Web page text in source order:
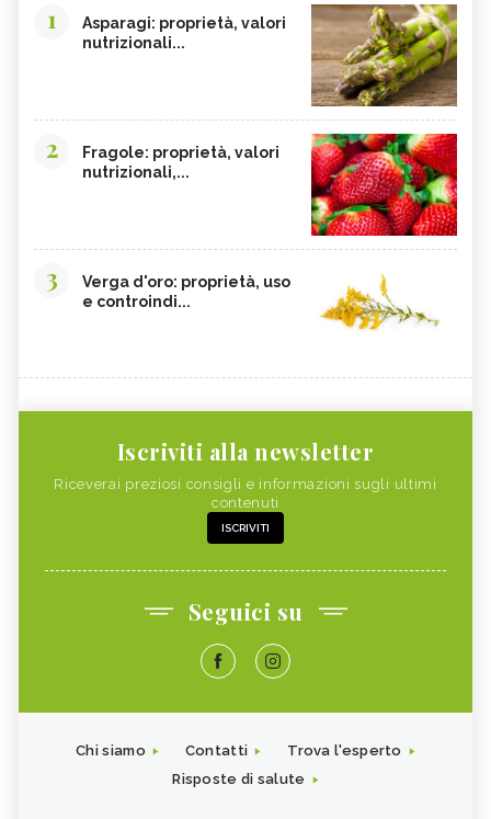
1
Asparagi: proprietà, valori
nutrizionali...
2
Fragole: proprietà, valori
nutrizionali,...
3
Verga d'oro: proprietà, uso
e controindi...
Iscriviti alla newsletter
Riceverai preziosi consigli e informazioni sugli ultimi
contenuti
ISCRIVITI
Seguici su
Chi siamo Contatti
Trova l'esperto
Risposte di salute